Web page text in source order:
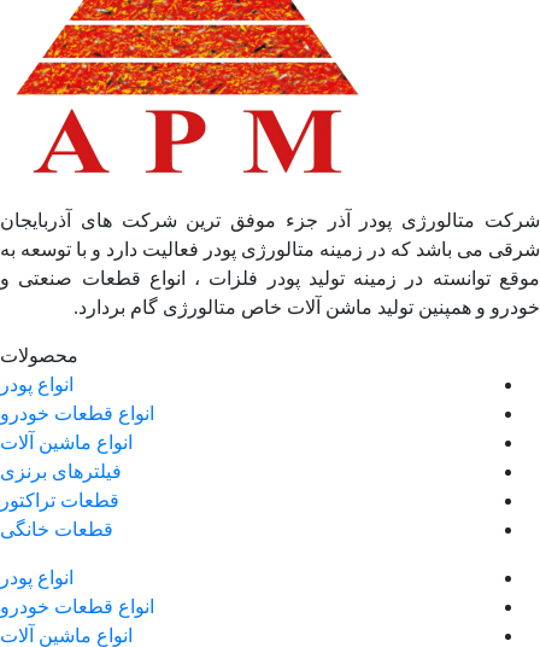
شرکت متالورژی پودر آذر جزء موفق ترین شرکت های آذربایجان
شرقی می باشد که در زمینه متالورژی پودر فعالیت دارد و با توسعه به
موقع توانسته در زمینه تولید پودر فلزات ، انواع قطعات صنعتی و
خودرو و همپنین تولید ماشن آلات خاص متالورژی گام بردارد.
محصولات
انواع پودر
انواع قطعات خودرو
انواع ماشین آلات
فیلترهای برنزی
قطعات تراکتور
قطعات خانگی
انواع پودر
انواع قطعات خودرو
انواع ماشین آلات